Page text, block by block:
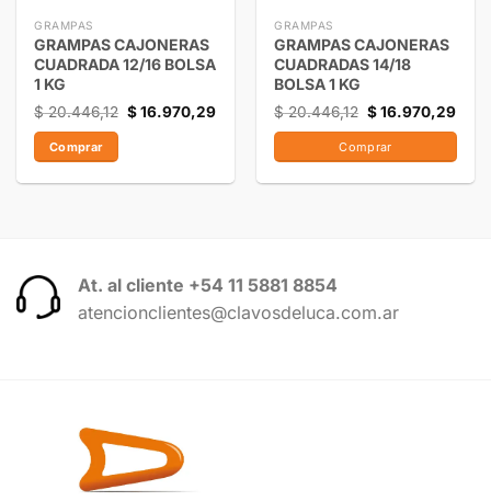
GRAMPAS
GRAMPAS CAJONERAS
CUADRADA 12/16 BOLSA
1 KG
$20.446,12 $16.970,29
Comprar
GRAMPAS
GRAMPAS CAJONERAS
CUADRADAS 14/18
BOLSA 1 KG
$20.446,12 $16.970,29
Comprar
At. al cliente +54 11 5881 8854
atencionclientes@clavosdeluca.com.ar